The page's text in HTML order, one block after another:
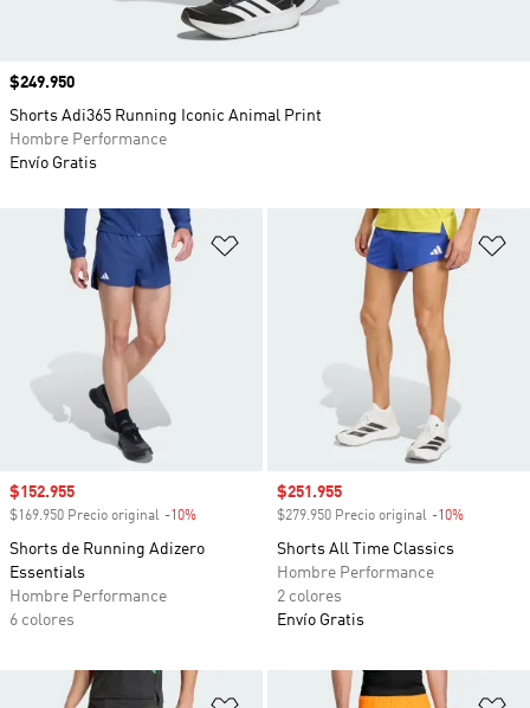
Añadir a la lista de deseos
Precio de venta
$152.955
$169.950 Precio original -10%
Shorts de Running Adizero
Essentials
Hombre Performance
6 colores
Precio de venta
$251.955
$279.950 Precio original -10%
Shorts All Time Classics
Hombre Performance
2 colores
Envío Gratis
Añadir a la lista de deseos
Precio
$249.950
Shorts Adi365 Running Iconic Animal Print
Hombre Performance
Envío Gratis